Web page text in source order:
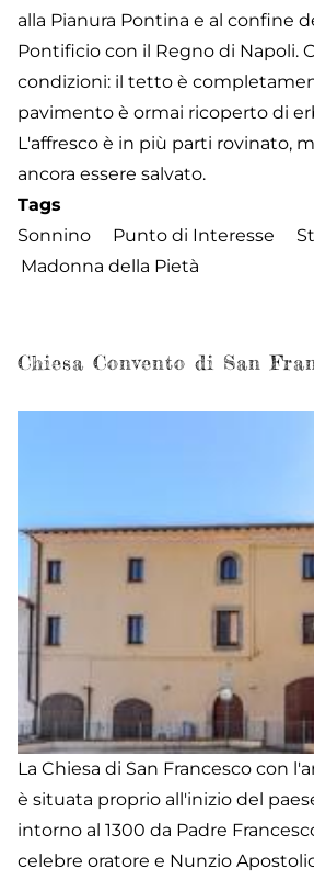
alla Pianura Pontina e al confine
Pontificio con il Regno di Napoli.
condizioni: il tetto è
pavimento è ormai ricoperto di
L'affresco è in più parti rovinato,
ancora essere salvato.
Tags
Sonnino
Punto di Interesse
Madonna della Pietà
Chiesa Convento di San
La Chiesa di San Francesco con
è situata proprio all'inizio del
intorno al 1300 da Padre
celebre oratore e Nunzio